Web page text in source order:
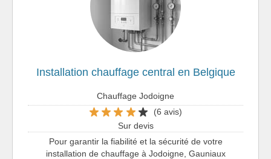
Installation chauffage central en Belgique
Chauffage Jodoigne
(6 avis)
Sur devis
Pour garantir la fiabilité et la sécurité de votre
installation de chauffage à Jodoigne, Gauniaux